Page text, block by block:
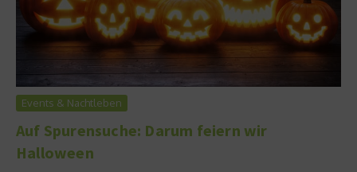
Events & Nachtleben
Auf Spurensuche: Darum feiern wir
Halloween